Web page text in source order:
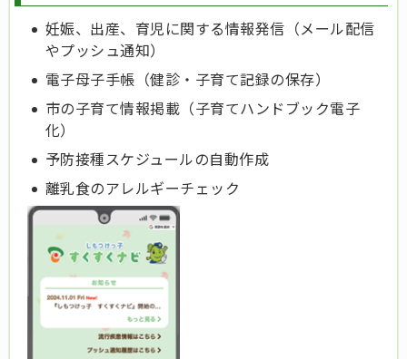
妊娠、出産、育児に関する情報発信（メール配信
やプッシュ通知）
電子母子手帳（健診・子育て記録の保存）
市の子育て情報掲載（子育てハンドブック電子
化）
予防接種スケジュールの自動作成
離乳食のアレルギーチェック